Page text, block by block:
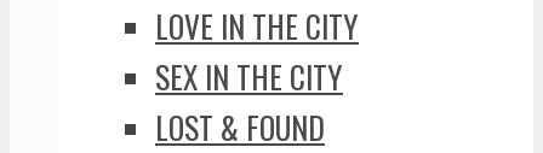
LOVE IN THE CITY
SEX IN THE CITY
LOST & FOUND